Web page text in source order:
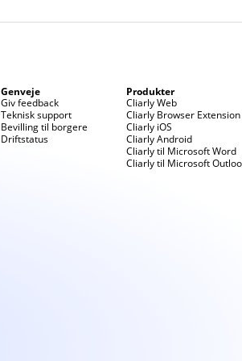
På Mac:
Højreklik (eller hold Control nede og
Vælg din browser med Cliarly, og
Genveje
Giv feedback
Teknisk support
Bevilling til borgere
Driftstatus
Produkter
Cliarly Web
Cliarly Browser Extension
Cliarly iOS
Cliarly Android
Cliarly til Microsoft Word
Cliarly til Microsoft